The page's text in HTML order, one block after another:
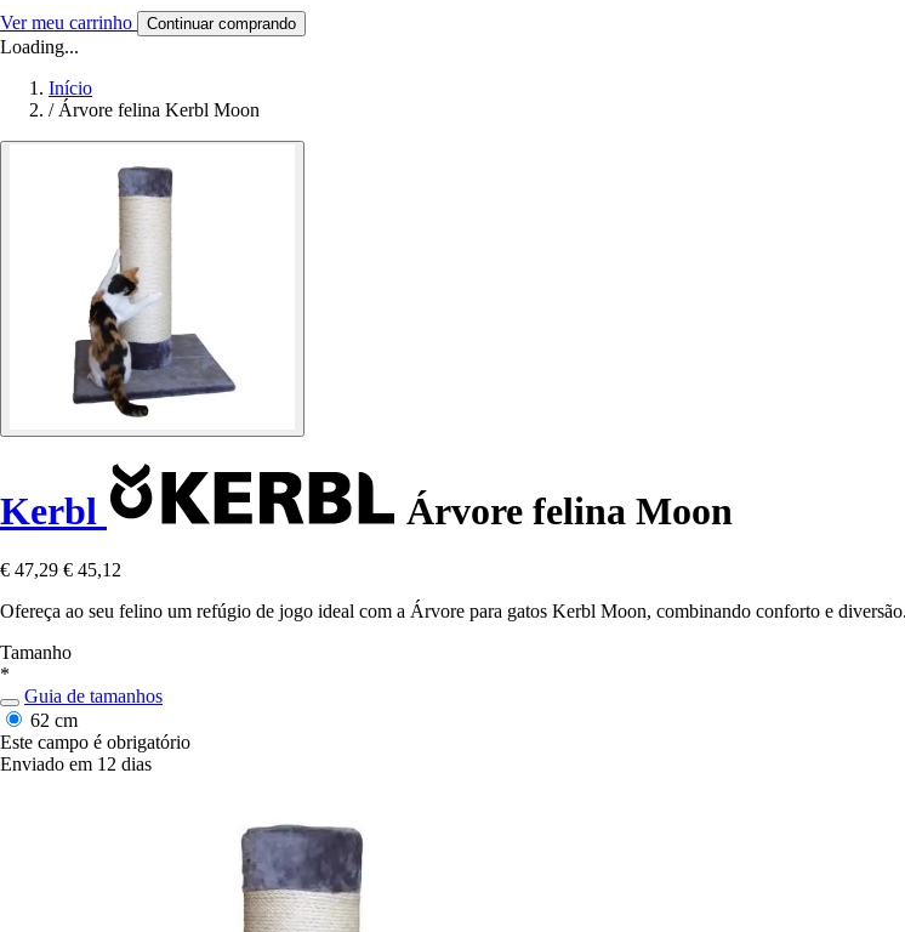
Ver meu carrinho Continuar comprando
Loading...
Início
/ Árvore felina Kerbl Moon
Kerbl Árvore felina Moon
€ 47,29 € 45,12
Ofereça ao seu felino um refúgio de jogo ideal com a Árvore para gatos Kerbl Moon, combinando conforto e diversão.
Tamanho
*
Guia de tamanhos
62 cm
Este campo é obrigatório
Enviado em 12 dias